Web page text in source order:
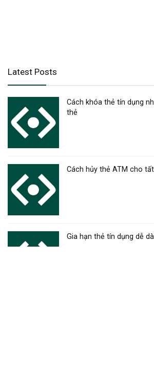
Latest Posts
Cách khóa thẻ tín dụng
thẻ
Cách hủy thẻ ATM cho
Gia hạn thẻ tín dụng dễ